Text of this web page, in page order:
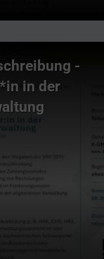
-
in der